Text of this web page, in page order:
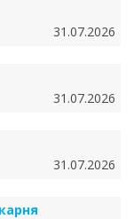
31.07.2026
31.07.2026
31.07.2026